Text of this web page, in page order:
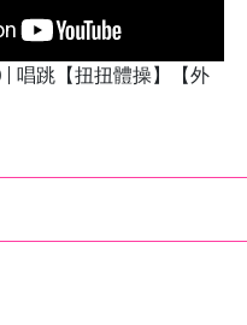
| 唱跳【扭扭體操】【外